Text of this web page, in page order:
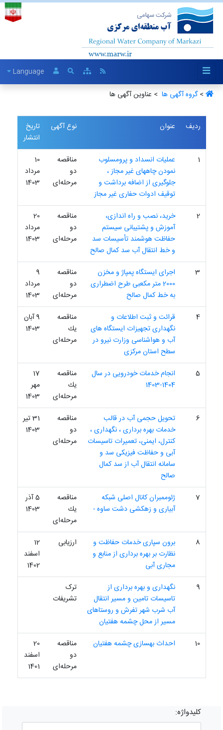
Language
>گروه آگهی ها ‏ > عناوین آگهی ها
ردیف عنوان نوع آگهی
تاریخ
انتشار
1
عملیات انسداد و پرومسلوب
نمودن چاههای غیر مجاز ،
جلوگیری از اضافه برداشت و
توقیف ادوات حفاری غیر مجاز
مناقصه
دو
مرحله‌ای
10
مرداد
1403
2
خرید، نصب و راه اندازی،
آموزش و پشتیبانی سیستم
حفاظت هوشمند تأسیسات سد
و خط انتقال آب سد کمال صالح
مناقصه
دو
مرحله‌ای
20
مرداد
1403
3
اجرای ایستگاه پمپاژ و مخزن
2000 متر مکعبی طرح اضطراری
به خط کمال صالح
مناقصه
دو
مرحله‌ای
9
مرداد
1403
4
قرائت و ثبت اطلاعات و
نگهداری تجهیزات ایستگاه های
آب و هواشناسی وزارت نیرو در
سطح استان مرکزی
مناقصه
یك
مرحله‌ای
9 آبان
1403
5
انجام خدمات خودرویی در سال
1404-1403
مناقصه
یك
مرحله‌ای
17
مهر
1403
6
تحویل حجمی آب در قالب
خدمات بهره برداری ، نگهداری ،
کنترل، ایمنی، تعمیرات تاسیسات
آبی و حفاظت فیزیکی سد و
سامانه انتقال آب از سد کمال
صالح
مناقصه
دو
مرحله‌ای
31 تیر
1403
7
ژئوممبران کانال اصلی شبکه
آبیاری و زهکشی دشت ساوه -
مناقصه
یك
مرحله‌ای
5 آذر
1403
8
برون سپاری خدمات حفاظت و
نظارت بر بهره برداری از منابع و
مجاری آبی
ارزیابی
12
اسفند
1402
9
نگهداری و بهره برداری از
تاسیسات تامین و مسیر انتقال
آب شرب شهر تفرش و روستاهای
مسیر از محل چشمه هفتیان
ترک
تشریفات
10 احداث بهسازی چشمه هفتیان
مناقصه
دو
مرحله‌ای
20
اسفند
1401
کلیدواژه: